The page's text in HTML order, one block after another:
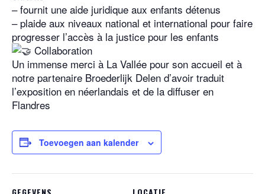
– fournit une aide juridique aux enfants détenus
– plaide aux niveaux national et international pour faire
progresser l’accès à la justice pour les enfants
Collaboration
Un immense merci à La Vallée pour son accueil et à
notre partenaire Broederlijk Delen d’avoir traduit
l’exposition en néerlandais et de la diffuser en
Flandres
Toevoegen aan kalender